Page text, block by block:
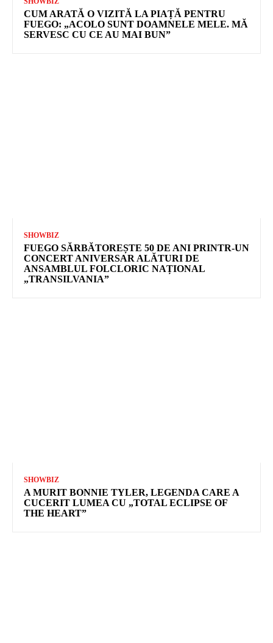
CUM ARATĂ O VIZITĂ LA PIAȚĂ PENTRU
FUEGO: „ACOLO SUNT DOAMNELE MELE. MĂ
SERVESC CU CE AU MAI BUN”
SHOWBIZ
FUEGO SĂRBĂTOREȘTE 50 DE ANI PRINTR-UN
CONCERT ANIVERSAR ALĂTURI DE
ANSAMBLUL FOLCLORIC NAȚIONAL
„TRANSILVANIA”
SHOWBIZ
A MURIT BONNIE TYLER, LEGENDA CARE A
CUCERIT LUMEA CU „TOTAL ECLIPSE OF
THE HEART”